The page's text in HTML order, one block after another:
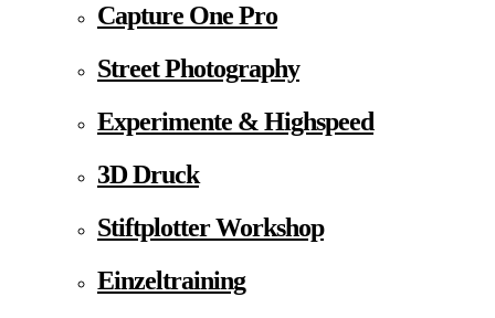
Capture One Pro
Street Photography
Experimente & Highspeed
3D Druck
Stiftplotter Workshop
Einzeltraining